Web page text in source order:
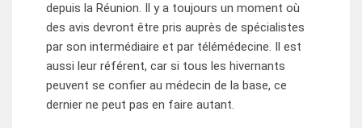
depuis la Réunion. Il y a toujours un moment où
des avis devront être pris auprès de spécialistes
par son intermédiaire et par télémédecine. Il est
aussi leur référent, car si tous les hivernants
peuvent se confier au médecin de la base, ce
dernier ne peut pas en faire autant.